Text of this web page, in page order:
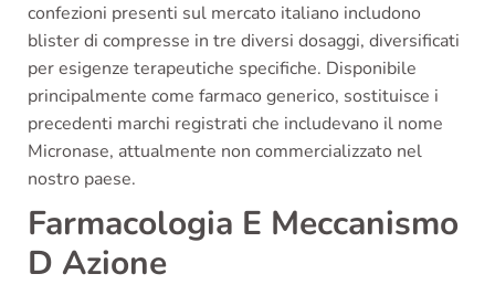
confezioni presenti sul mercato italiano includono
blister di compresse in tre diversi dosaggi, diversificati
per esigenze terapeutiche specifiche. Disponibile
principalmente come farmaco generico, sostituisce i
precedenti marchi registrati che includevano il nome
Micronase, attualmente non commercializzato nel
nostro paese.
Farmacologia E Meccanismo
D Azione